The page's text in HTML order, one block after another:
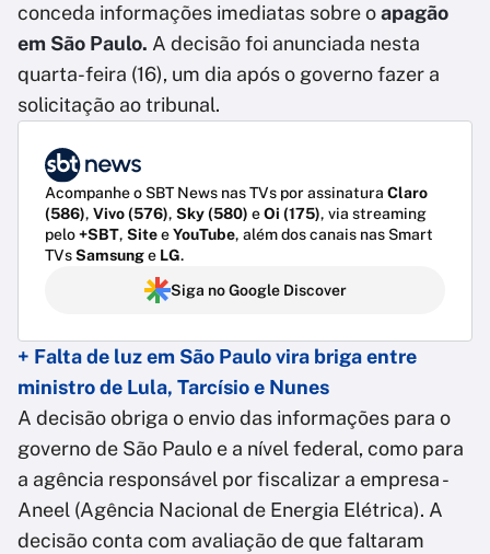
conceda informações imediatas sobre oapagão
em São Paulo. A decisão foi anunciada nesta
quarta-feira (16), um dia após o governo fazer a
solicitação ao tribunal.
Acompanhe o SBT News nas TVs por assinatura Claro
(586), Vivo (576), Sky (580) eOi (175), via streaming
pelo+SBT, SiteeYouTube, além dos canais nas Smart
TVsSamsunge LG.
Siga no Google Discover
+ Falta de luz em São Paulo vira briga entre
ministro de Lula, Tarcísio e Nunes
A decisão obriga o envio das informações para o
governo de São Paulo e a nível federal, como para
a agência responsável por fiscalizar a empresa -
Aneel (Agência Nacional de Energia Elétrica). A
decisão conta com avaliação de que faltaram